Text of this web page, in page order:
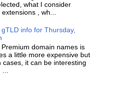
what I consider
, wh...
info for Thursday,
Premium domain names is
a little more expensive but
cases, it can be interesting